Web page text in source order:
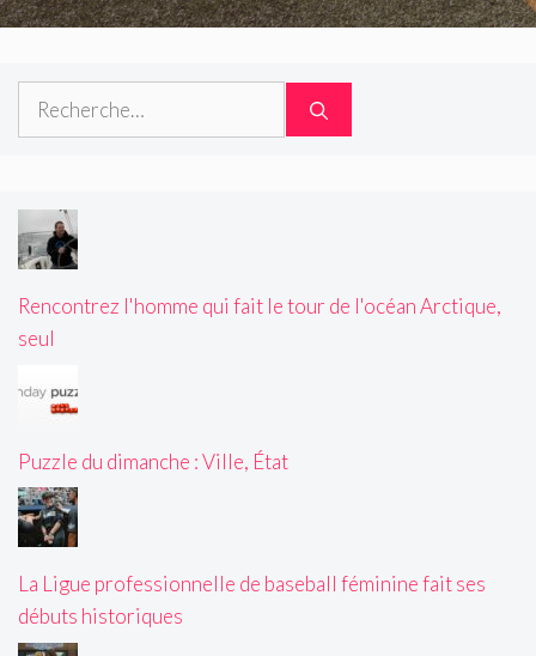
Rechercher :
Rencontrez l'homme qui fait le tour de l'océan Arctique,
seul
Puzzle du dimanche : Ville, État
La Ligue professionnelle de baseball féminine fait ses
débuts historiques